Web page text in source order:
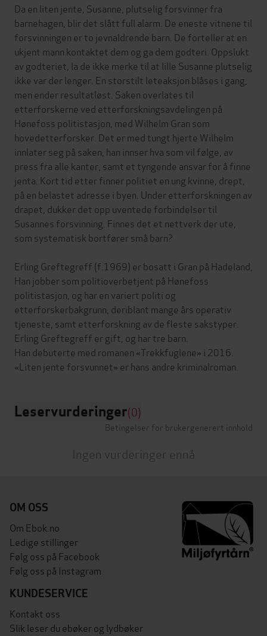
Da en liten jente, Susanne, plutselig forsvinner fra
barnehagen, blir det slått full alarm. De eneste vitnene til
forsvinningen er to jevnaldrende barn. De forteller at en
ukjent mann kontaktet dem og ga dem godteri. Oppslukt
av godteriet, la de ikke merke til at lille Susanne plutselig
ikke var der lenger. En storstilt leteaksjon blåses i gang,
men ender resultatløst. Saken overlates til
etterforskerne ved etterforskningsavdelingen på
Hønefoss politistasjon, med Wilhelm Gran som
hovedetterforsker. Det er med tungt hjerte Wilhelm
innlater seg på saken, han innser hva som vil følge, av
press fra alle kanter, samt et tyngende ansvar for å finne
jenta. Kort tid etter finner politiet en ung kvinne, drept,
på en belastet adresse i byen. Under etterforskningen av
drapet, dukker det opp uventede forbindelser til
Susannes forsvinning. Finnes det et nettverk der ute,
som systematisk bortfører små barn?
Erling Greftegreff (f.1969) er bosatt i Gran på Hadeland,
Han jobber som politioverbetjent på Hønefoss
politistasjon, og har en variert politi og
etterforskerbakgrunn, deriblant mange års operativ
tjeneste, samt etterforskning av de fleste sakstyper.
Erling Greftegreff er gift, og har tre barn.
Han debuterte med romanen «Trekkfuglene» i 2016.
Leservurderinger(0)
Betingelser for brukergenerert innhold
Ingen vurderinger ennå
OM OSS
Om Ebok.no
Ledige stillinger
Følg oss på Facebook
Følg oss på Instagram
KUNDESERVICE
Kontakt oss
Slik leser du ebøker og lydbøker